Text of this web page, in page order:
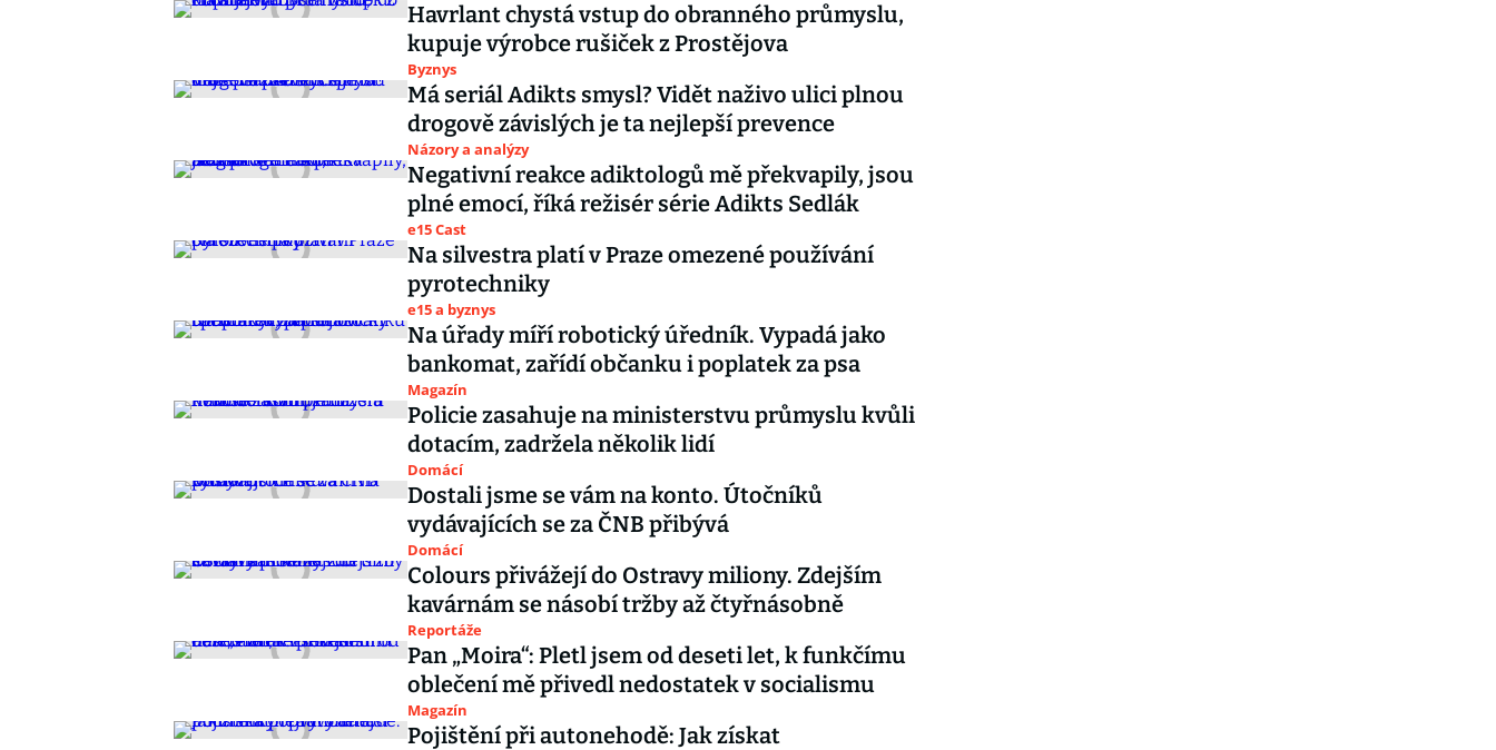
Havrlant chystá vstup do obranného průmyslu,
kupuje výrobce rušiček z Prostějova
Byznys
Má seriál Adikts smysl? Vidět naživo ulici plnou
drogově závislých je ta nejlepší prevence
Názory a analýzy
Negativní reakce adiktologů mě překvapily, jsou
plné emocí, říká režisér série Adikts Sedlák
e15 Cast
Na silvestra platí v Praze omezené používání
pyrotechniky
e15 a byznys
Na úřady míří robotický úředník. Vypadá jako
bankomat, zařídí občanku i poplatek za psa
Magazín
Policie zasahuje na ministerstvu průmyslu kvůli
dotacím, zadržela několik lidí
Domácí
Dostali jsme se vám na konto. Útočníků
vydávajících se za ČNB přibývá
Domácí
Colours přivážejí do Ostravy miliony. Zdejším
kavárnám se násobí tržby až čtyřnásobně
Reportáže
Pan „Moira“: Pletl jsem od deseti let, k funkčímu
oblečení mě přivedl nedostatek v socialismu
Magazín
Pojištění při autonehodě: Jak získat